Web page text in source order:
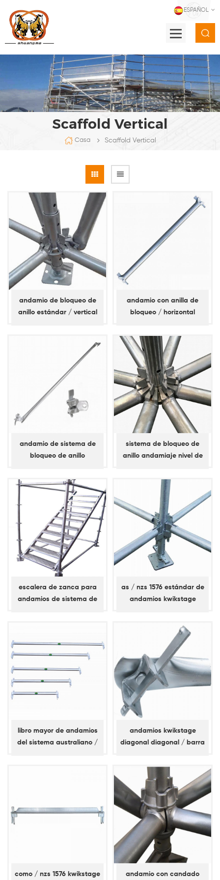
ESPAÑOL
Scaffold Vertical
Casa Scaffold Vertical
andamio de bloqueo de
anillo estándar / vertical
andamio con anilla de
bloqueo / horizontal
andamio de sistema de
bloqueo de anillo
abrazadera de bahía
sistema de bloqueo de
anillo andamiaje nivel de
mayor diagonal
escalera de zanca para
andamios de sistema de
as / nzs 1576 estándar de
andamios kwikstage
libro mayor de andamios
del sistema australiano /
andamios kwikstage
diagonal diagonal / barra
como / nzs 1576 kwikstage andamio con candado